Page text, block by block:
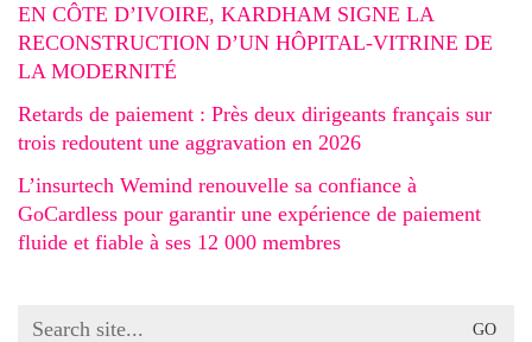
EN CÔTE D’IVOIRE, KARDHAM SIGNE LA
RECONSTRUCTION D’UN HÔPITAL-VITRINE DE
LA MODERNITÉ
Retards de paiement : Près deux dirigeants français sur
trois redoutent une aggravation en 2026
L’insurtech Wemind renouvelle sa confiance à
GoCardless pour garantir une expérience de paiement
fluide et fiable à ses 12 000 membres
Search